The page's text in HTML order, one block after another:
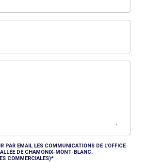
PAR EMAIL LES COMMUNICATIONS DE L'OFFICE
DE CHAMONIX-MONT-BLANC.
COMMERCIALES)